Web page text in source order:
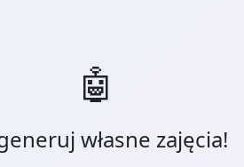
🤖
własne zajęcia!